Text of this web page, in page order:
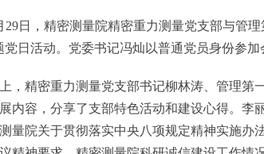
，精密测量院精密重力测量党支部与管理
党日活动。党委书记冯灿以普通党员身份参
精密重力测量党支部书记柳林涛、管理第
内容，分享了支部特色活动和建设心得。李
测量院关于贯彻落实中央八项规定精神实施